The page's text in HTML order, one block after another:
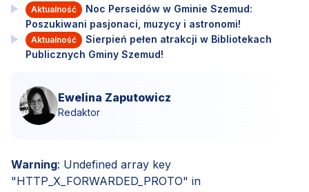
Aktualność
Noc Perseidów w Gminie Szemud:
Poszukiwani pasjonaci, muzycy i astronomi!
Aktualność
Sierpień pełen atrakcji w Bibliotekach
Publicznych Gminy Szemud!
Ewelina Zaputowicz
Redaktor
Warning: Undefined array key
"HTTP_X_FORWARDED_PROTO" in